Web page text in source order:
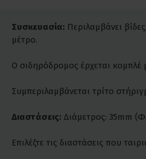
Συσκευασία: Περιλαμβάνει
μέτρο.
Ο σιδηρόδρομος έρχεται κομπλέ
Συμπεριλαμβάνεται τρίτο
Διαστάσεις: Διάμετρος: 35mm
Επιλέξτε τις διαστάσεις που